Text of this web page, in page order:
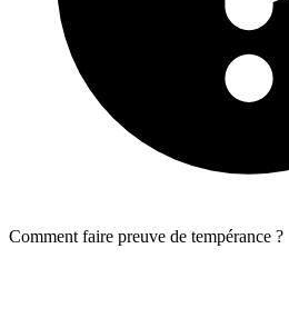
Comment faire preuve de tempérance ?